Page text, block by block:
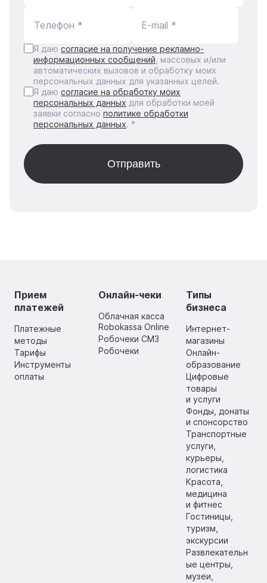
Телефон * E-mail *
Я даю согласие на получение рекламно-
информационных сообщений , массовых и/или
автоматических вызовов и обработку моих
персональных данных для указанных целей.
Я даю согласие на обработку моих
персональных данных для обработки моей
заявки согласно политике обработки
персональных данных. *
Прием
платежей
Платежные
методы
Тарифы
Инструменты
оплаты
Онлайн-чеки
Облачная касса
Robokassa Online
Робочеки СМЗ
Робочеки
Типы
бизнеса
Интернет-
магазины
Онлайн-
образование
Цифровые
товары
и услуги
Фонды, донаты
и спонсорство
Транспортные
услуги,
курьеры,
логистика
Красота,
медицина
и фитнес
Гостиницы,
туризм,
экскурсии
Развлекательн
ые центры,
музеи,